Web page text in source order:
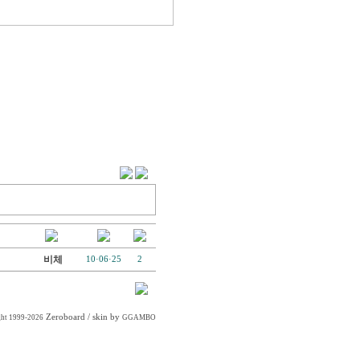
비체 10·06·25 2
1999-2026 Zeroboard / skin by GGAMBO